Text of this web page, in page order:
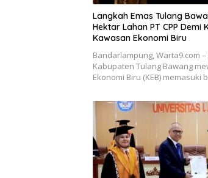
Langkah Emas Tulang
Hektar Lahan PT CPP Demi
Kawasan Ekonomi Biru
Bandarlampung, Warta9.com
Kabupaten Tulang Bawang
Ekonomi Biru (KEB) memasuki